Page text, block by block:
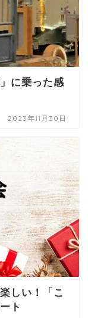
に乗った感
2023年11月30日
しい！「こ
ト